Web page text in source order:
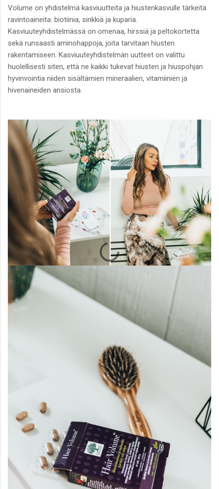
Volume on yhdistelmä kasviuutteita ja hiustenkasvulle tärkeitä
ravintoaineita: biotiinia, sinkkiä ja kuparia.
Kasviuuteyhdistelmässä on omenaa, hirssiä ja peltokortetta
sekä runsaasti aminohappoja, joita tarvitaan hiusten
rakentamiseen. Kasviuuteyhdistelmän uutteet on valittu
huolellisesti siten, että ne kaikki tukevat hiusten ja hiuspohjan
hyvinvointia niiden sisältämien mineraalien, vitamiinien ja
hivenaineiden ansiosta.